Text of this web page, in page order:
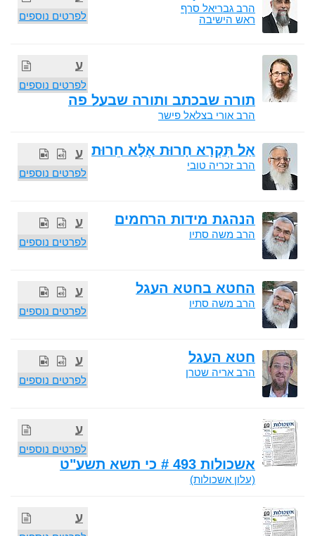
לפרטים נוספים
הרב גבריאל סרף
ראש הישיבה
ע
לפרטים נוספים
תורה שבכתב ותורה שבעל פה
הרב אורי בצלאל פישר
ע
לפרטים נוספים
אַל תִּקְרָא חָרוּת אֶלָּא חֵרוּת
הרב זכריה טובי
ע
לפרטים נוספים
הנהגת מידות הרחמים
הרב משה סתיו
ע
לפרטים נוספים
החטא בחטא העגל
הרב משה סתיו
ע
לפרטים נוספים
חטא העגל
הרב אריה שטרן
ע
לפרטים נוספים
אשכולות 493 # כי תשא תשע"ט
(עלון אשכולות)
ע